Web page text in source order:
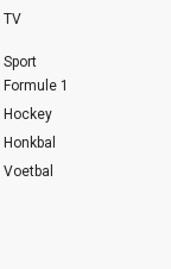
TV
Sport
Formule 1
Hockey
Honkbal
Voetbal